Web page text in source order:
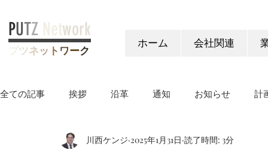
ホーム 会社関連
PUTZ Network
プツネ ッ ト ワーク
全ての記事 挨拶 沿革 通知 お知らせ 計
ヤングケアラー制度川西ケンジ 2025年1月31日 読了時間: 3分